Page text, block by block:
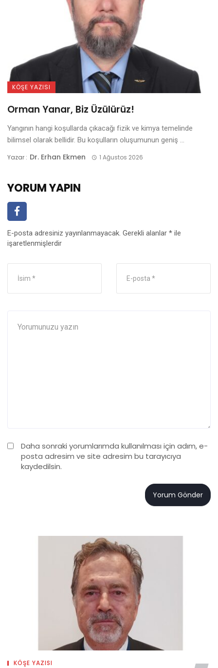
KÖŞE YAZISI
Orman Yanar, Biz Üzülürüz!
Yangının hangi koşullarda çıkacağı fizik ve kimya temelinde
bilimsel olarak bellidir. Bu koşulların oluşumunun geniş ...
Yazar : Dr. Erhan Ekmen 1 Ağustos 2026
YORUM YAPIN
E-posta adresiniz yayınlanmayacak. Gerekli alanlar * ile
işaretlenmişlerdir
Daha sonraki yorumlarımda kullanılması için adım, e-
posta adresim ve site adresim bu tarayıcıya
kaydedilsin.
KÖŞE YAZISI